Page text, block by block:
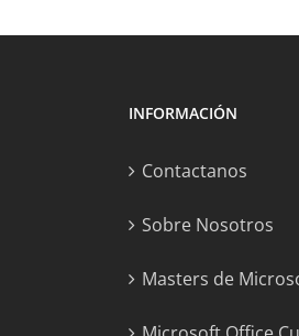
INFORMACIÓN
Contactanos
Sobre Nosotros
Masters de